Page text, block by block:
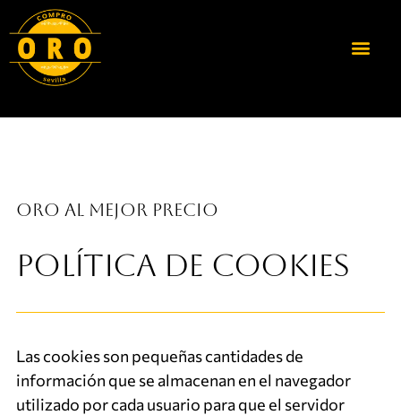
Oro al mejor precio
Política de Cookies
Las cookies son pequeñas cantidades de
información que se almacenan en el navegador
utilizado por cada usuario para que el servidor